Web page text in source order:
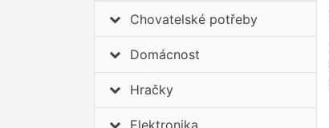
Chovatelské potřeby
Domácnost
Hračky